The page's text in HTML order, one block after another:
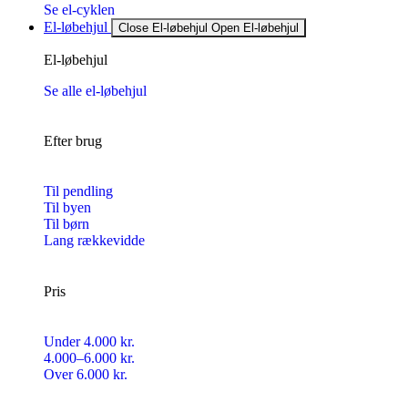
Se el-cyklen
El-løbehjul
Close El-løbehjul Open El-løbehjul
El-løbehjul
Se alle el-løbehjul
Efter brug
Til pendling
Til byen
Til børn
Lang rækkevidde
Pris
Under 4.000 kr.
4.000–6.000 kr.
Over 6.000 kr.